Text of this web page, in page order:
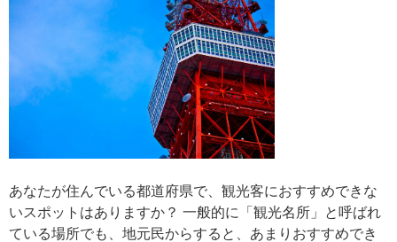
あなたが住んでいる都道府県で、観光客におすすめできな
いスポットはありますか？ 一般的に「観光名所」と呼ばれ
ている場所でも、地元民からすると、あまりおすすめでき